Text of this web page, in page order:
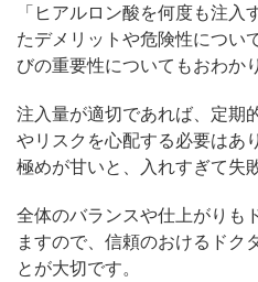
「ヒアルロン酸を何度も注入
たデメリットや危険性につい
びの重要性についてもおわか
注入量が適切であれば、定期
やリスクを心配する必要はあ
極めが甘いと、入れすぎて失
全体のバランスや仕上がりも
ますので、信頼のおけるドク
とが大切です。